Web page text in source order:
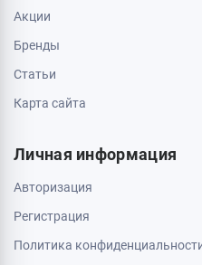
Акции
Бренды
Статьи
Карта сайта
Личная информация
Авторизация
Регистрация
Политика